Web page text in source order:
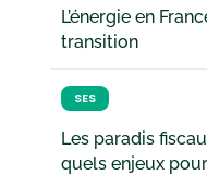
L’énergie en
transition
SES
Les paradis
quels enjeux